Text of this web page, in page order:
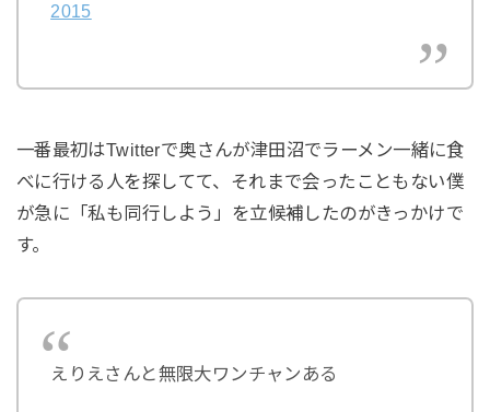
2015
一番最初はTwitterで奥さんが津田沼でラーメン一緒に食
べに行ける人を探してて、それまで会ったこともない僕
が急に「私も同行しよう」を立候補したのがきっかけで
す。
えりえさんと無限大ワンチャンある